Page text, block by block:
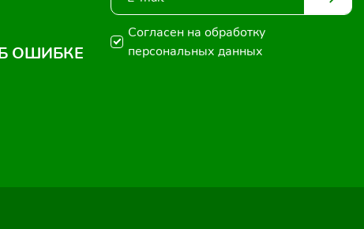
ОШИБКЕ
Согласен на обработку
персональных данных